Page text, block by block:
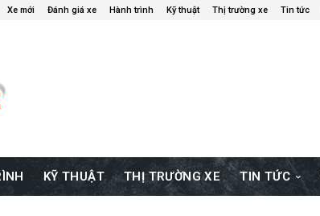
Xe mới Đánh giá xe Hành trình Kỹ thuật Thị trường xe Tin tức
KỸ THUẬT THỊ TRƯỜNG XE TIN TỨC